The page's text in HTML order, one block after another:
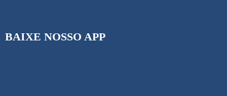
BAIXE NOSSO APP